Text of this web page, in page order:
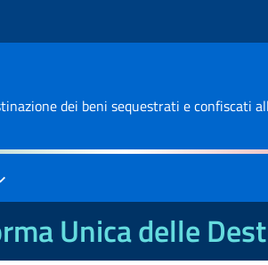
dei beni sequestrati e confiscati
Unica delle